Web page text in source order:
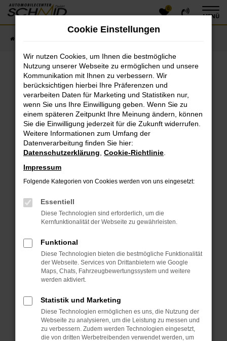
Zum
Hauptinhalt
0
MENÜ
Fehler: Network Error
Beim Laden ist ein Fehler aufgetreten.
Hier sind ein paar Tipps, die dir helfen können:
Überprüfe deine Firewall und deine
Internetverbindung.
Laden andere Webseiten, zum Beispiel deine
Suchmaschine?
Prüfe deine Browsererweiterungen.
das Laden bestimmter Seiten verhindern.
Funktioniert die Seite in einem anderen Browser
oder in einem privaten Fenster?
Das kann manchmal helfen, vorübergehende
Probleme zu beheben.
Stelle sicher, dass dein Browser und dein
Betriebssystem auf dem neuesten Stand sind.
Sicherheitsrisiko, sondern kann auch dazu führen,
dass bestimmte Funktionen nicht mehr
unterstützt werden.
Wende dich an den Webseitenbetreiber.
Cookie Einstellungen
Wir nutzen Cookies, um Ihnen die bestmögliche
Nutzung unserer Webseite zu ermöglichen und unsere
Kommunikation mit Ihnen zu verbessern. Wir
berücksichtigen hierbei Ihre Präferenzen und
verarbeiten Daten für Marketing und Statistiken nur,
wenn Sie uns Ihre Einwilligung geben. Wenn Sie zu
einem späteren Zeitpunkt Ihre Meinung ändern, können
Sie die Einwilligung jederzeit für die Zukunft widerrufen.
Weitere Informationen zum Umfang der
Datenverarbeitung finden Sie hier:
Datenschutzerklärung Cookie-Richtlinie
Impressum
Folgende Kategorien von Cookies werden von uns eingesetzt:
Essentiell
Diese Technologien sind erforderlich, um die
Kernfunktionalität der Webseite zu gewährleisten.
Funktional
Diese Technologien bieten die bestmögliche Funktionalität
der Webseite. Services von Drittanbietern wie Google
Maps, Chats, Fahrzeugbewertungssystem und weitere
werden aktiviert.
Statistik und Marketing
Diese Technologien ermöglichen es uns, die Nutzung der
Webseite zu analysieren, um die Leistung zu messen und
zu verbessern. Zudem werden Technologien eingesetzt,
die von dritten Werbetreibenden verwendet werden, um